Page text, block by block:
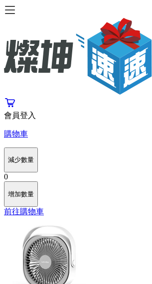
會員登入
購物車
減少數量
0
增加數量
前往購物車